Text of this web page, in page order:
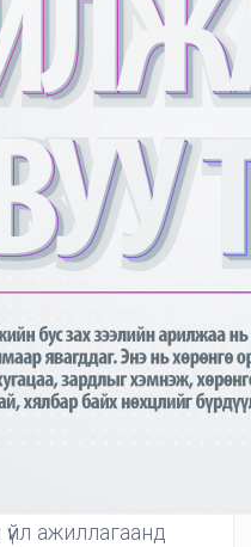
ажиллагаанд